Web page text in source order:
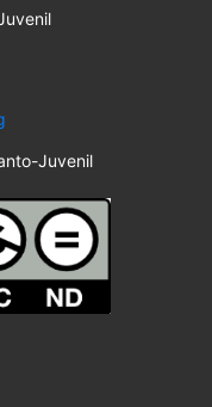
Juvenil